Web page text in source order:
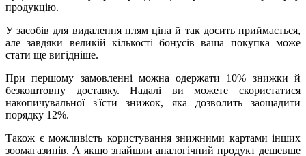
продукцію.
У засобів для видалення плям ціна й так досить приймається,
але завдяки великій кількості бонусів ваша покупка може
стати ще вигідніше.
При першому замовленні можна одержати 10% знижки й
безкоштовну доставку. Надалі ви можете скористатися
накопичувальної з'їсти знижок, яка дозволить заощадити
порядку 12%.
Також є можливість користування знижними картами інших
зоомагазинів. А якщо знайшли аналогічний продукт дешевше